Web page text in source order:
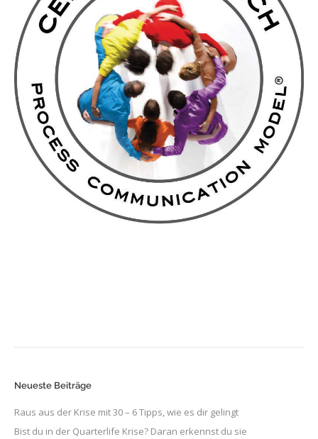
Neueste Beiträge
Raus aus der Krise mit 30 – 6 Tipps, wie es dir gelingt
Bist du in der Quarterlife Krise? Daran erkennst du sie